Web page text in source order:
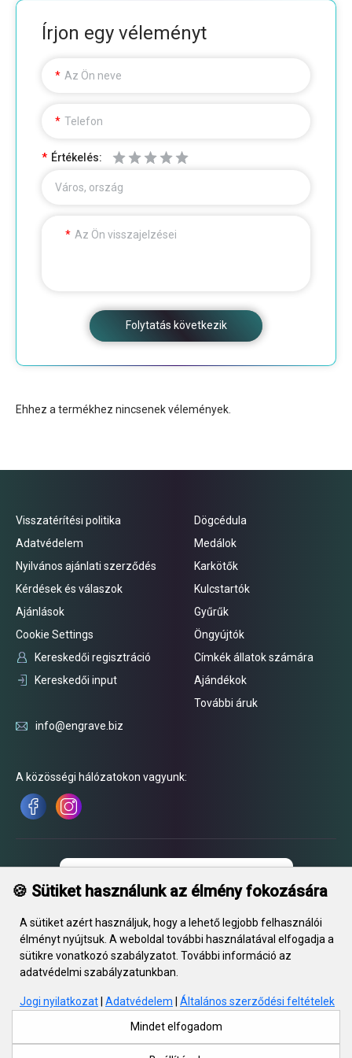
Írjon egy véleményt
Az Ön neve
Telefon
Értékelés:
Város, ország
Az Ön visszajelzései
Folytatás következik
Ehhez a termékhez nincsenek vélemények.
Visszatérítési politika
Adatvédelem
Nyilvános ajánlati szerződés
Kérdések és válaszok
Ajánlások
Cookie Settings
Kereskedői regisztráció
Kereskedői input
Dögcédula
Medálok
Karkötők
Kulcstartók
Gyűrűk
Öngyújtók
Címkék állatok számára
Ajándékok
További áruk
info@engrave.biz
A közösségi hálózatokon vagyunk:
In gravity LLC, jogi címe: 55, Kiseleva str., Minsk, 220002, RB, iroda:
220002, Minsk. 23. A cégjegyzékben 2018. május 21. óta szerepel. UNP
🍪 Sütiket használunk az élmény fokozására
A sütiket azért használjuk, hogy a lehető legjobb felhasználói
élményt nyújtsuk. A weboldal további használatával elfogadja a
sütikre vonatkozó szabályzatot. További információ az
adatvédelmi szabályzatunkban.
Jogi nyilatkozat Adatvédelem
Általános szerződési feltételek
Mindet elfogadom